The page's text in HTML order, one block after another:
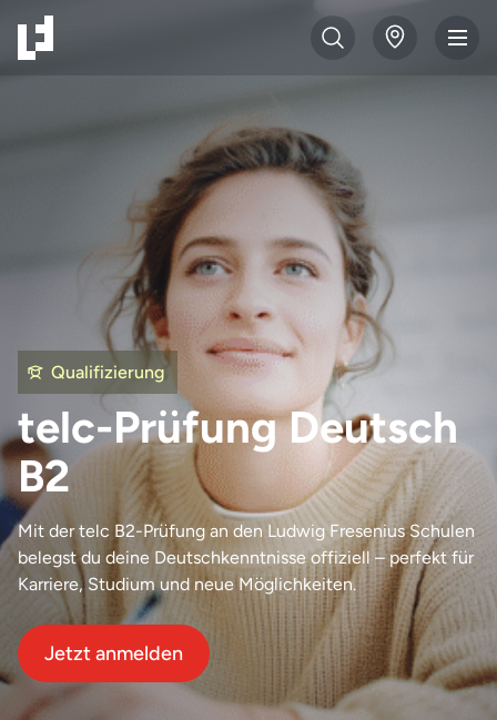
Qualifizierung
telc-Prüfung Deutsch
B2
Mit der telc B2-Prüfung an den Ludwig Fresenius Schulen
belegst du deine Deutschkenntnisse offiziell – perfekt für
Karriere, Studium und neue Möglichkeiten.
Jetzt anmelden